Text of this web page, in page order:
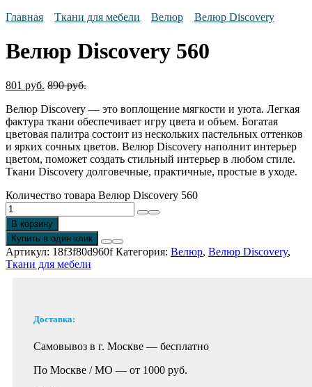
Главная Ткани для мебели Велюр Велюр Discovery
Велюр Discovery 560
801 руб. 890руб.
Велюр Discovery — это воплощение мягкости и уюта. Легкая
фактура ткани обеспечивает игру цвета и объем. Богатая
цветовая палитра состоит из нескольких пастельных оттенков
и ярких сочных цветов. Велюр Discovery наполнит интерьер
цветом, поможет создать стильный интерьер в любом стиле.
Ткани Discovery долговечные, практичные, простые в уходе.
Количество товара Велюр Discovery 560
В корзину
Купить в один клик
Артикул: 18f3f80d960f Категория: Велюр, Велюр Discovery,
Ткани для мебели
Доставка:
Самовывоз в г. Москве — бесплатно
По Москве / МО — от 1000 руб.